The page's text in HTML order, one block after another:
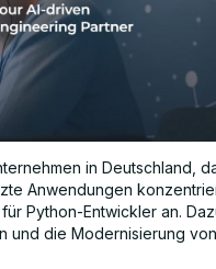
in Deutschland,
Anwendungen
Python-Entwickler an.
und die Modernisierung von